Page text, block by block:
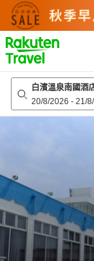
to
top
page
白濱溫泉南國酒
20/8/2026 - 21/